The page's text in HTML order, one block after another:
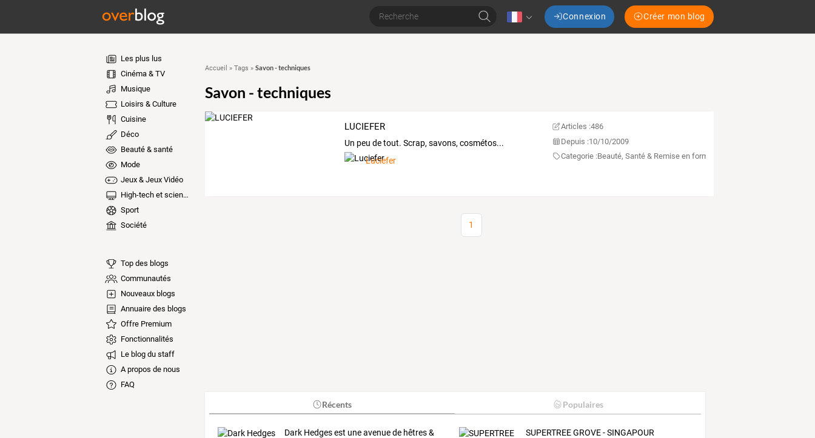
Connexion Créer mon blog
Les plus lus
Cinéma & TV
Musique
Loisirs & Culture
Cuisine
Déco
Beauté & santé
Mode
Jeux & Jeux Vidéo
High-tech et sciences
Sport
Société
Top des blogs
Communautés
Nouveaux blogs
Annuaire des blogs
Offre Premium
Fonctionnalités
Le blog du staff
A propos de nous
FAQ
Accueil » Tags » Savon - techniques
Savon - techniques
LUCIEFER
Un peu de tout. Scrap, savons, cosmétos...
Luciefer
Articles :486
Depuis :10/10/2009
Categorie :Beauté, Santé & Remise en forme
1
Récents Populaires
Dark Hedges est une avenue de hêtres &
SUPERTREE GROVE - SINGAPOUR